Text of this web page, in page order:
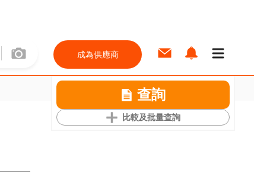
成為供應商
查詢
比較及批量查詢